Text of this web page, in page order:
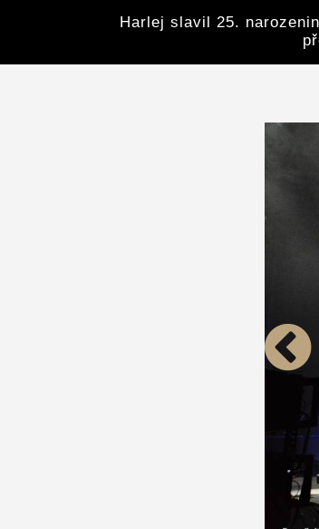
Harlej slavil 25.